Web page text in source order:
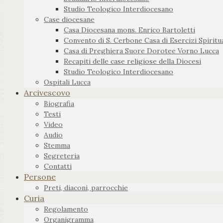
Studio Teologico Interdiocesano
Case diocesane
Casa Diocesana mons. Enrico Bartoletti
Convento di S. Cerbone Casa di Esercizi
Casa di Preghiera Suore Dorotee Vorno Lucca
Recapiti delle case religiose della Diocesi
Studio Teologico Interdiocesano
Ospitali Lucca
Arcivescovo
Biografia
Testi
Video
Audio
Stemma
Segreteria
Contatti
Persone
Preti, diaconi, parrocchie
Curia
Regolamento
Organigramma